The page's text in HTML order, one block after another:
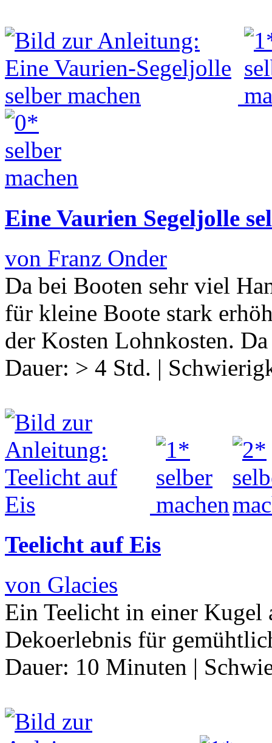
Eine Vaurien Segeljolle
von Franz Onder
Da bei Booten sehr viel
für kleine Boote stark
der Kosten Lohnkosten.
Dauer: > 4 Std. |
Teelicht auf Eis
von Glacies
Ein Teelicht in einer Kugel
Dekoerlebnis für
Dauer: 10 Minuten |